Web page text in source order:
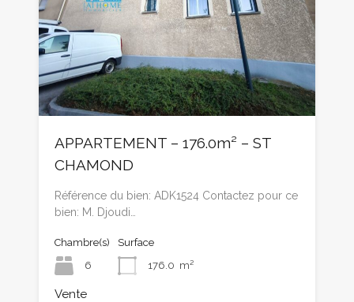
APPARTEMENT – 176.0m² – ST
CHAMOND
Référence du bien: ADK1524 Contactez pour ce
bien: M. Djoudi…
Chambre(s)
6
Surface
176.0 m²
Vente